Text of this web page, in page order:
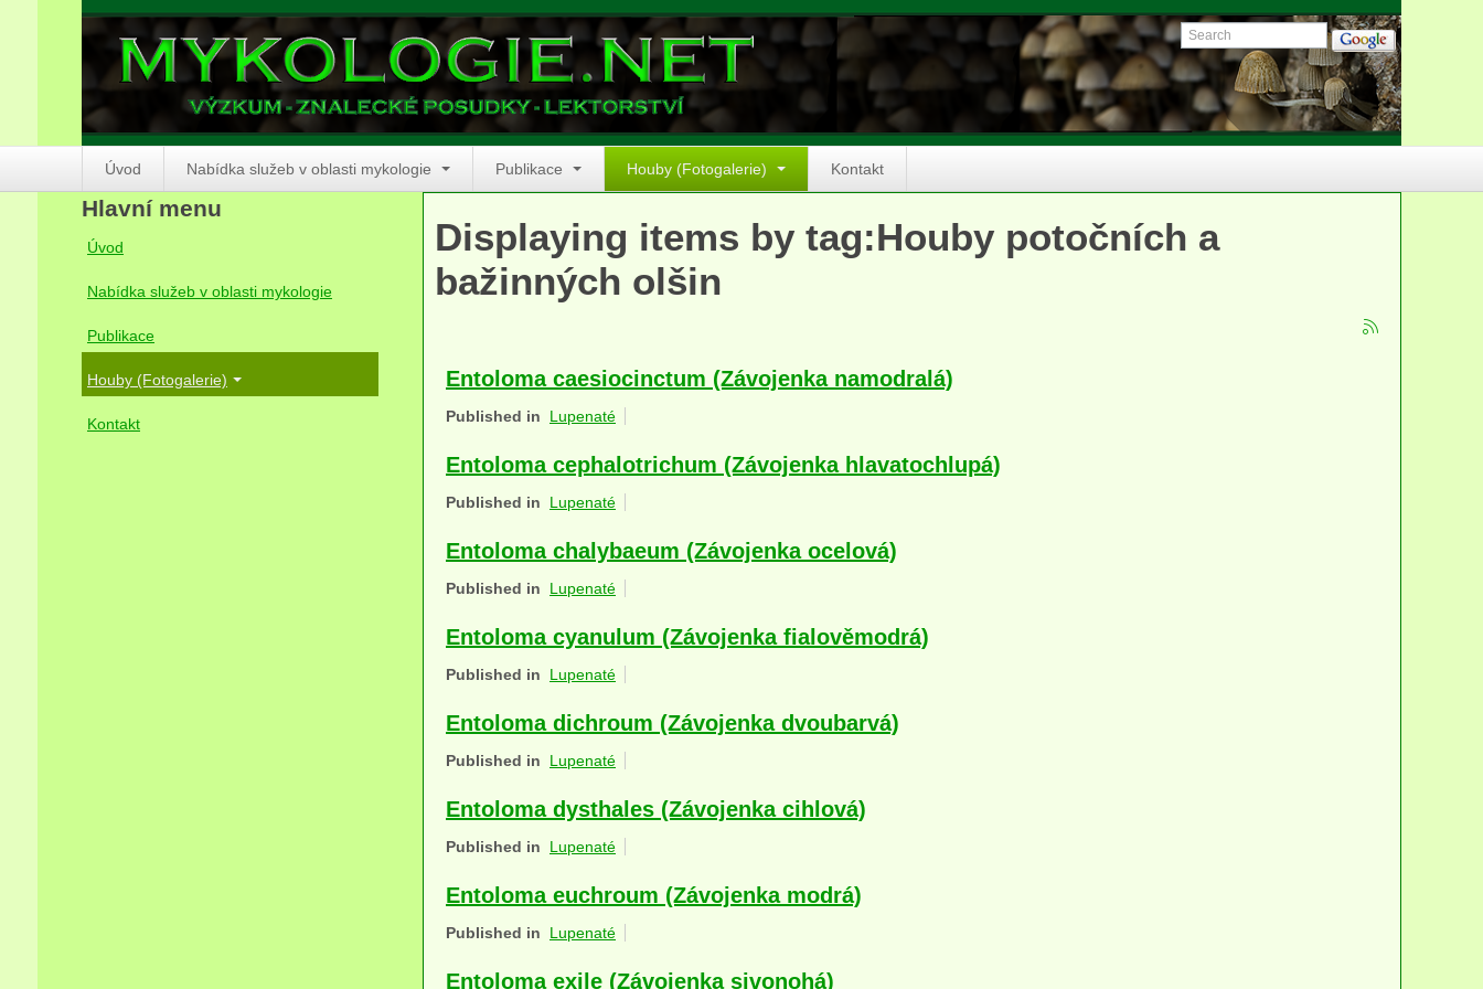
Úvod Nabídka služeb v oblasti mykologie Publikace Houby (Fotogalerie) Kontakt
Displaying items by tag:Houby potočních a
bažinných olšin
Entoloma caesiocinctum (Závojenka namodralá)
Published in Lupenaté
Entoloma cephalotrichum (Závojenka hlavatochlupá)
Published in Lupenaté
Entoloma chalybaeum (Závojenka ocelová)
Published in Lupenaté
Entoloma cyanulum (Závojenka fialověmodrá)
Published in Lupenaté
Entoloma dichroum (Závojenka dvoubarvá)
Published in Lupenaté
Entoloma dysthales (Závojenka cihlová)
Published in Lupenaté
Entoloma euchroum (Závojenka modrá)
Published in Lupenaté
Entoloma exile (Závojenka sivonohá)
Hlavní menu
Úvod
Nabídka služeb v oblasti mykologie
Publikace
Houby (Fotogalerie)
Kontakt